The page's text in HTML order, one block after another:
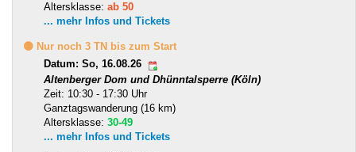
Altersklasse: ab 50
... mehr Infos und Tickets
🟡 Nur noch 3 TN bis zum Start
Datum: So, 16.08.26
Altenberger Dom und Dhünntalsperre (Köln)
Zeit: 10:30 - 17:30 Uhr
Ganztagswanderung (16 km)
Altersklasse: 30-49
... mehr Infos und Tickets